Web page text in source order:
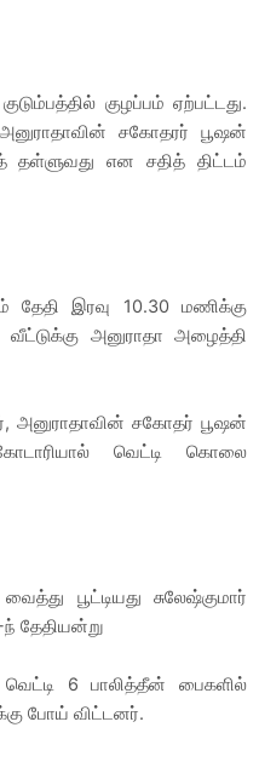
குழப்பம் ஏற்பட்டது.
சகோதரர் பூஷன்
தள்ளுவது என சதித் திட்டம்
இரவு 10.30 மணிக்கு
வீட்டுக்கு அனுராதா அழைத்தி
அனுராதாவின் சகோதர் பூஷன்
வெட்டி கொலை
பூட்டியது சுலேஷ்குமார்
ந் தேதியன்று
6 பாலித்தீன் பைகளில்
போய் விட்டனர்.